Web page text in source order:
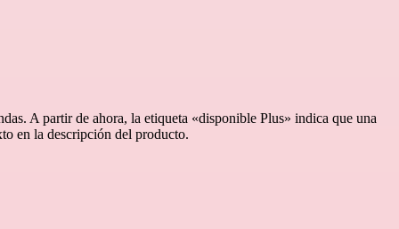
A partir de ahora, la etiqueta «disponible Plus» indica que una
en la descripción del producto.